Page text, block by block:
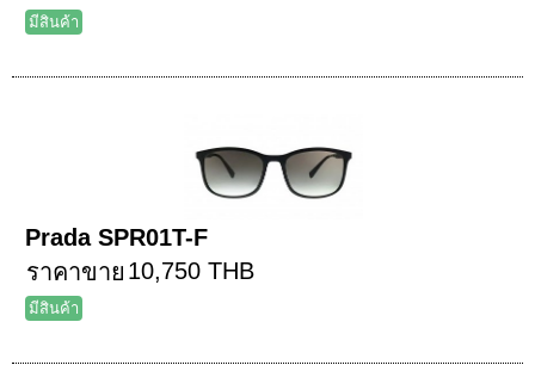
มีสินค้า
Prada SPR01T-F
ราคาขาย 10,750 THB
มีสินค้า